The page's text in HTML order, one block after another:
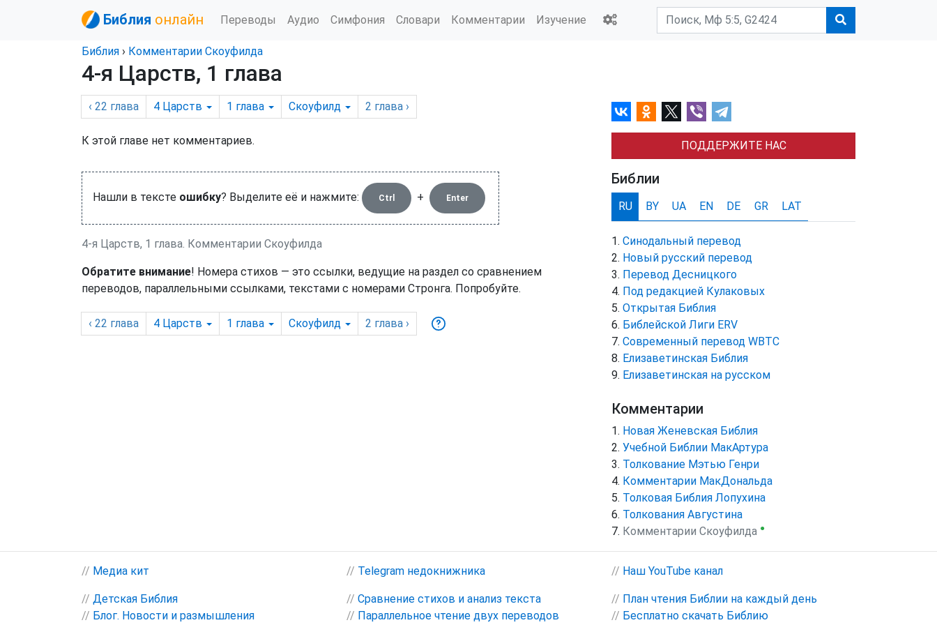
Библия онлайн Переводы Аудио Симфония Словари Комментарии Изучение
Библия › Комментарии Скоуфилда
4-я Царств, 1 глава
‹ 22 глава 4 Царств 1 глава Скоуфилд 2 глава ›
К этой главе нет комментариев.
Нашли в тексте ошибку? Выделите её и нажмите: Ctrl + Enter
4-я Царств, 1 глава. Комментарии Скоуфилда
Обратите внимание! Номера стихов — это ссылки, ведущие на раздел со сравнением
переводов, параллельными ссылками, текстами с номерами Стронга. Попробуйте.
‹ 22 глава 4 Царств 1 глава Скоуфилд 2 глава ›
ПОДДЕРЖИТЕ НАС
Библии
RU BY UA EN DE GR LAT
Синодальный перевод
Новый русский перевод
Перевод Десницкого
Под редакцией Кулаковых
Открытая Библия
Библейской Лиги ERV
Cовременный перевод WBTC
Елизаветинская Библия
Елизаветинская на русском
Комментарии
Новая Женевская Библия
Учебной Библии МакАртура
Толкование Мэтью Генри
Комментарии МакДональда
Толковая Библия Лопухина
Толкования Августина
Комментарии Скоуфилда ●
// Медиа кит // Telegram недокнижника // Наш YouTube канал
// Детская Библия
// Блог. Новости и размышления
// Сравнение стихов и анализ текста
// Параллельное чтение двух переводов
// План чтения Библии на каждый день
// Бесплатно скачать Библию